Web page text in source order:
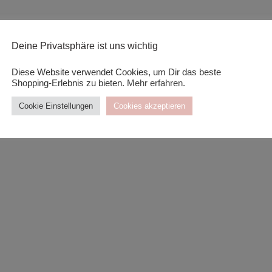
Deine Privatsphäre ist uns wichtig
Diese Website verwendet Cookies, um Dir das beste
Shopping-Erlebnis zu bieten. Mehr erfahren.
Cookie Einstellungen Cookies akzeptieren